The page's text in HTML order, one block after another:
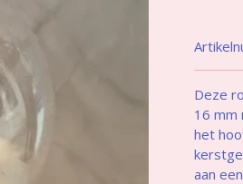
Deze
16 mm
het
aan